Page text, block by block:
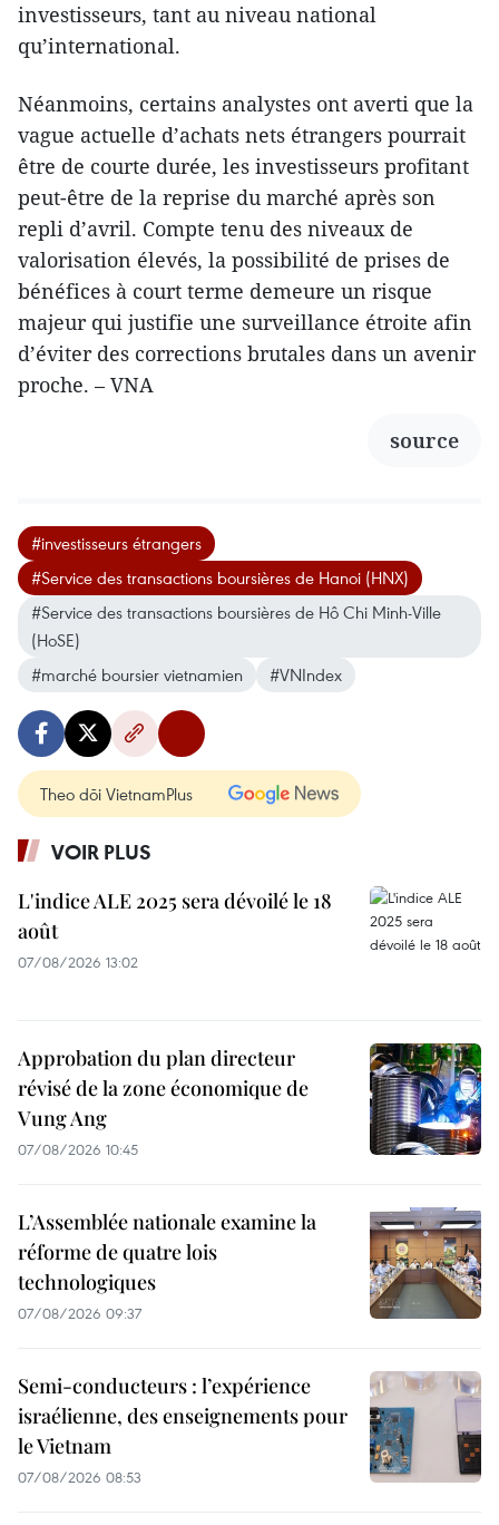
investisseurs, tant au niveau national
qu’international.
Néanmoins, certains analystes ont averti que la
vague actuelle d’achats nets étrangers pourrait
être de courte durée, les investisseurs profitant
peut-être de la reprise du marché après son
repli d’avril. Compte tenu des niveaux de
valorisation élevés, la possibilité de prises de
bénéfices à court terme demeure un risque
majeur qui justifie une surveillance étroite afin
d’éviter des corrections brutales dans un avenir
proche. – VNA
source
#investisseurs étrangers
#Service des transactions boursières de Hanoi (HNX)
#Service des transactions boursières de Hô Chi Minh-Ville
(HoSE)
#marché boursier vietnamien
#VNIndex
Theo dõi VietnamPlus
VOIR PLUS
L'indice ALE 2025 sera dévoilé le 18
août
07/08/2026 13:02
Approbation du plan directeur
révisé de la zone économique de
Vung Ang
07/08/2026 10:45
L’Assemblée nationale examine la
réforme de quatre lois
technologiques
07/08/2026 09:37
Semi-conducteurs : l’expérience
israélienne, des enseignements pour
le Vietnam
07/08/2026 08:53